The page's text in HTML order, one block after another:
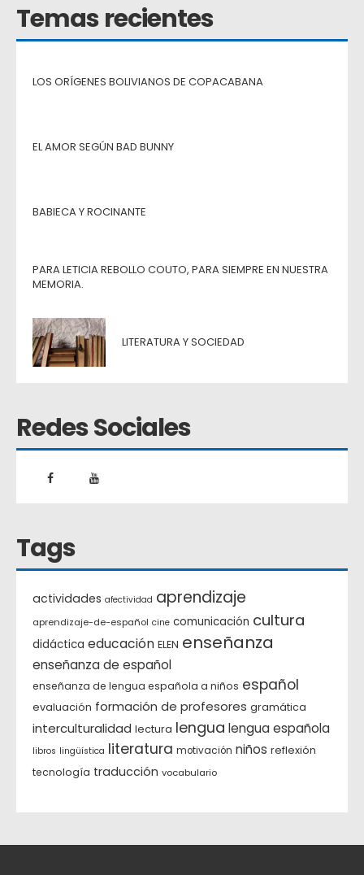
Temas recientes
LOS ORÍGENES BOLIVIANOS DE COPACABANA
EL AMOR SEGÚN BAD BUNNY
BABIECA Y ROCINANTE
PARA LETICIA REBOLLO COUTO, PARA SIEMPRE EN NUESTRA
MEMORIA.
LITERATURA Y SOCIEDAD
Redes Sociales
Tags
actividades afectividad aprendizaje
aprendizaje-de-español cine comunicación cultura
didáctica educación ELEN enseñanza
enseñanza de español
enseñanza de lengua española a niños español
evaluación formación de profesores gramática
interculturalidad lectura lengua lengua española
libros lingüística literatura motivación niños reflexión
tecnología traducción vocabulario